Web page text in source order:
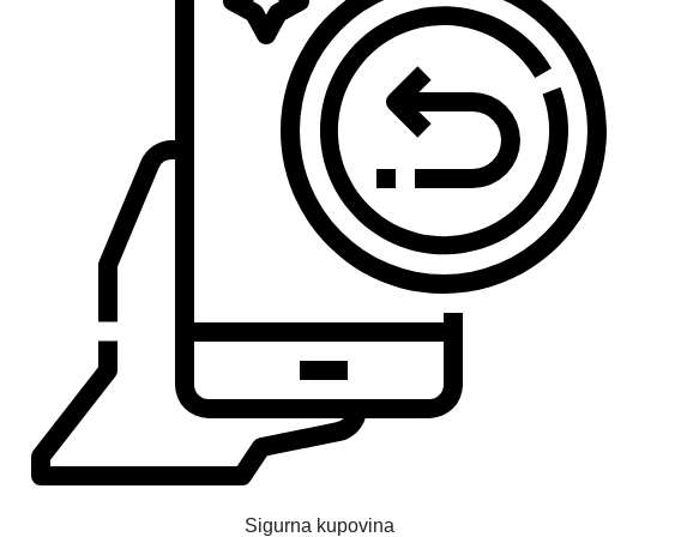
Sigurna kupovina